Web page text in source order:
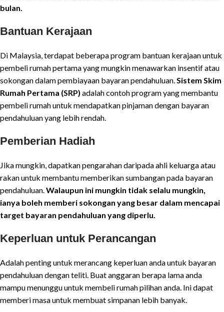
bulan.
Bantuan Kerajaan
Di Malaysia, terdapat beberapa program bantuan kerajaan untuk
pembeli rumah pertama yang mungkin menawarkan insentif atau
sokongan dalam pembiayaan bayaran pendahuluan. Sistem Skim
Rumah Pertama (SRP) adalah contoh program yang membantu
pembeli rumah untuk mendapatkan pinjaman dengan bayaran
pendahuluan yang lebih rendah.
Pemberian Hadiah
Jika mungkin, dapatkan pengarahan daripada ahli keluarga atau
rakan untuk membantu memberikan sumbangan pada bayaran
pendahuluan. Walaupun ini mungkin tidak selalu mungkin,
ianya boleh memberi sokongan yang besar dalam mencapai
target bayaran pendahuluan yang diperlu.
Keperluan untuk Perancangan
Adalah penting untuk merancang keperluan anda untuk bayaran
pendahuluan dengan teliti. Buat anggaran berapa lama anda
mampu menunggu untuk membeli rumah pilihan anda. Ini dapat
memberi masa untuk membuat simpanan lebih banyak.